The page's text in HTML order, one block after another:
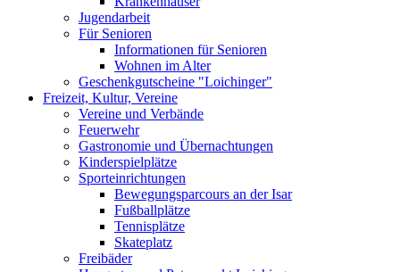
Jugendarbeit
Für Senioren
Informationen für Senioren
Wohnen im Alter
Geschenkgutscheine "Loichinger"
Freizeit, Kultur, Vereine
Vereine und Verbände
Feuerwehr
Gastronomie und Übernachtungen
Kinderspielplätze
Sporteinrichtungen
Bewegungsparcours an der Isar
Fußballplätze
Tennisplätze
Skateplatz
Freibäder